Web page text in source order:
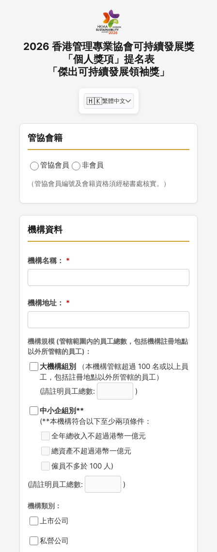
2026 香港管理專業協會可持續發展獎
「個人獎項」提名表
「傑出可持續發展領袖獎」
🇭🇰繁體中文
管協會籍
管協會員 非會員
（管協會員編號及會籍資格須經秘書處核實。）
機構資料
機構名稱：
機構地址：
機構規模 (管轄範圍內的員工總數，包括機構註冊地點
以外所管轄的員工)：
大機構組別 （本機構管轄超過 100 名或以上員
工，包括註冊地點以外所管轄的員工）
(請註明員工總數:
)
中小企組別**
(**本機構符合以下至少兩項條件：
全年總收入不超過港幣一億元
總資產不超過港幣一億元
僱員不多於 100 人)
(請註明員工總數:
)
機構類別：
上市公司
私營公司